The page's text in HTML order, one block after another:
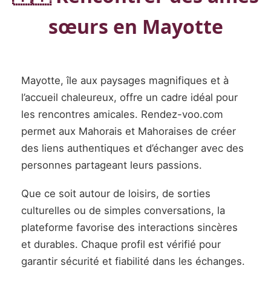
sœurs en Mayotte
Mayotte, île aux paysages magnifiques et à
l’accueil chaleureux, offre un cadre idéal pour
les rencontres amicales. Rendez-voo.com
permet aux Mahorais et Mahoraises de créer
des liens authentiques et d’échanger avec des
personnes partageant leurs passions.
Que ce soit autour de loisirs, de sorties
culturelles ou de simples conversations, la
plateforme favorise des interactions sincères
et durables. Chaque profil est vérifié pour
garantir sécurité et fiabilité dans les échanges.